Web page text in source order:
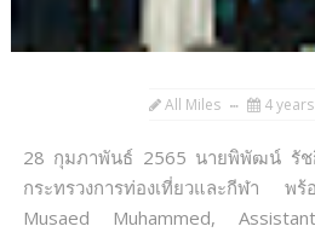
All Miles 4
28 กุมภาพันธ์ 2565 นายพิพัฒน์ รัช
กระทรวงการท่องเที่ยวและกีฬา
Musaed Muhammed,